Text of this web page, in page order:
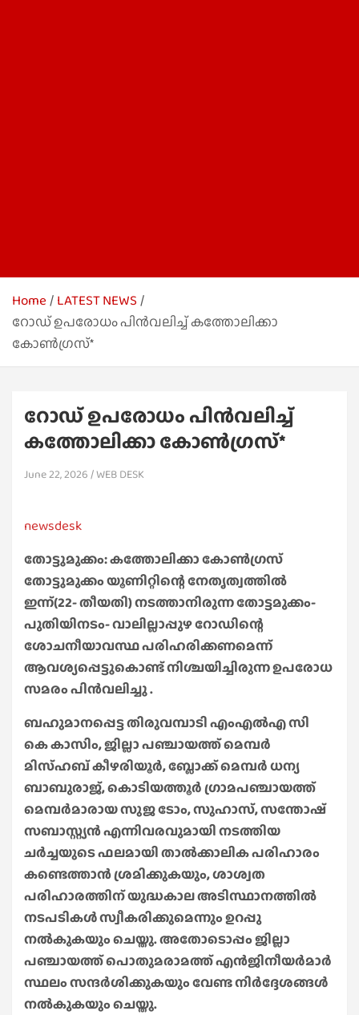
Home LATEST NEWS
റോഡ് ഉപരോധം പിൻവലിച്ച് കത്തോലിക്കാ
കോൺഗ്രസ്*
റോഡ് ഉപരോധം പിൻവലിച്ച്
കത്തോലിക്കാ കോൺഗ്രസ്*
June 22, 2026 WEB DESK
newsdesk
തോട്ടുമുക്കം: കത്തോലിക്കാ കോൺഗ്രസ്
തോട്ടുമുക്കം യൂണിറ്റിന്റെ നേതൃത്വത്തിൽ
ഇന്ന്(22- തീയതി) നടത്താനിരുന്ന തോട്ടമുക്കം-
പുതിയിനടം- വാലില്ലാപ്പുഴ റോഡിന്റെ
ശോചനീയാവസ്ഥ പരിഹരിക്കണമെന്ന്
ആവശ്യപ്പെട്ടുകൊണ്ട് നിശ്ചയിച്ചിരുന്ന ഉപരോധ
സമരം പിൻവലിച്ചു .
ബഹുമാനപ്പെട്ട തിരുവമ്പാടി എംഎൽഎ സി
കെ കാസിം, ജില്ലാ പഞ്ചായത്ത് മെമ്പർ
മിസ്ഹബ് കീഴരിയൂർ, ബ്ലോക്ക് മെമ്പർ ധന്യ
ബാബുരാജ്, കൊടിയത്തൂർ ഗ്രാമപഞ്ചായത്ത്
മെമ്പർമാരായ സുജ ടോം, സുഹാസ്, സന്തോഷ്
സബാസ്റ്റ്യൻ എന്നിവരവുമായി നടത്തിയ
ചർച്ചയുടെ ഫലമായി താൽക്കാലിക പരിഹാരം
കണ്ടെത്താൻ ശ്രമിക്കുകയും, ശാശ്വത
പരിഹാരത്തിന് യുദ്ധകാല അടിസ്ഥാനത്തിൽ
നടപടികൾ സ്വീകരിക്കുമെന്നും ഉറപ്പു
നൽകുകയും ചെയ്തു. അതോടൊപ്പം ജില്ലാ
പഞ്ചായത്ത് പൊതുമരാമത്ത് എൻജിനീയർമാർ
സ്ഥലം സന്ദർശിക്കുകയും വേണ്ട നിർദ്ദേശങ്ങൾ
നൽകുകയും ചെയ്തു.